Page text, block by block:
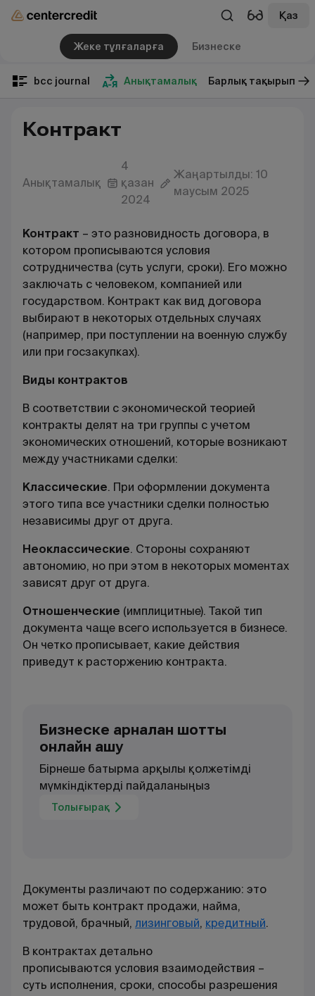
Қаз
Жеке тұлғаларға Бизнеске
bcc journal Анықтамалық Барлық тақырып
Контракт
Анықтамалық
4
қазан
2024
Жаңартылды: 10
маусым 2025
Контракт – это разновидность договора, в
котором прописываются условия
сотрудничества (суть услуги, сроки). Его можно
заключать с человеком, компанией или
государством. Контракт как вид договора
выбирают в некоторых отдельных случаях
(например, при поступлении на военную службу
или при госзакупках).
Виды контрактов
В соответствии с экономической теорией
контракты делят на три группы с учетом
экономических отношений, которые возникают
между участниками сделки:
Классические. При оформлении документа
этого типа все участники сделки полностью
независимы друг от друга.
Неоклассические. Стороны сохраняют
автономию, но при этом в некоторых моментах
зависят друг от друга.
Отношенческие (имплицитные). Такой тип
документа чаще всего используется в бизнесе.
Он четко прописывает, какие действия
приведут к расторжению контракта.
Бизнеске арналған шотты
онлайн ашу
Бірнеше батырма арқылы қолжетімді
мүмкіндіктерді пайдаланыңыз
Толығырақ
Документы различают по содержанию: это
может быть контракт продажи, найма,
трудовой, брачный, лизинговый, кредитный.
В контрактах детально
прописываются условия взаимодействия –
суть исполнения, сроки, способы разрешения